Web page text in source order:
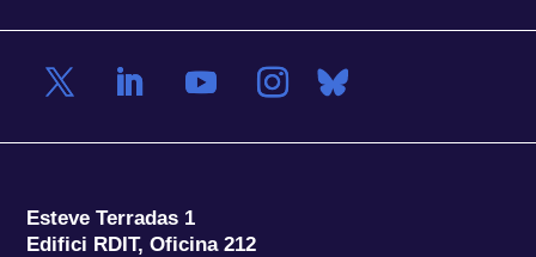
Esteve Terradas 1
Edifici RDIT, Oficina 212